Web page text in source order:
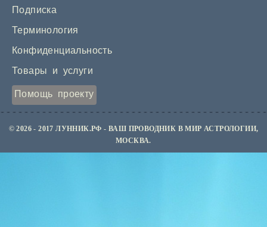
Подписка
Терминология
Конфиденциальность
Товары и услуги
Помощь проекту
© 2026 - 2017 ЛУННИК.РФ - ВАШ ПРОВОДНИК В МИР АСТРОЛОГИИ,
МОСКВА.